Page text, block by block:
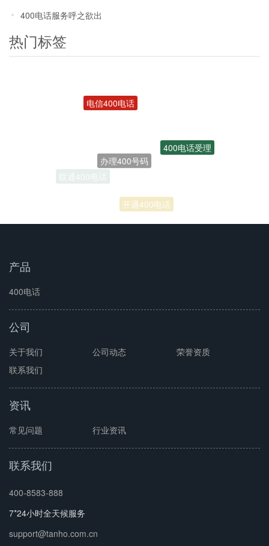
400电话服务呼之欲出
热门标签
开通400电话
联通400电话
400电话受理
电信400电话
产品
400电话
公司
关于我们 公司动态
荣誉资质
联系我们
资讯
常见问题 行业资讯
联系我们
400-8583-888
7*24小时全天候服务
support@tanho.com.cn